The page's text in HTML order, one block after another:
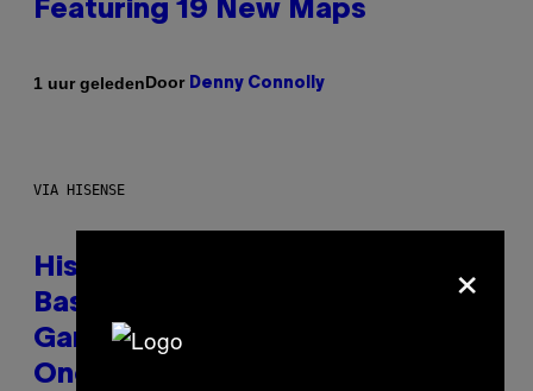
Featuring 19 New Maps
1 uur geledenDoor Denny Connolly
VIA HISENSE
Hisense’s New U6SF Pro TV Is
Basically a Home Theater,
Gaming Rig, And Soundbar In
One Box (Deal Alert!)
×